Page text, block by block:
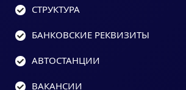
СТРУКТУРА
БАНКОВСКИЕ РЕКВИЗИТЫ
АВТОСТАНЦИИ
ВАКАНСИИ